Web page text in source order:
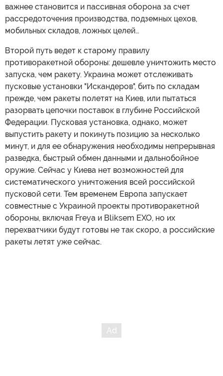
важнее становится и пассивная оборона за счет
рассредоточения производства, подземных цехов,
мобильных складов, ложных целей…
Второй путь ведет к старому правилу
противоракетной обороны: дешевле уничтожить место
запуска, чем ракету. Украина может отслеживать
пусковые установки "Искандеров", бить по складам
прежде, чем ракеты полетят на Киев, или пытаться
разорвать цепочки поставок в глубине Российской
Федерации. Пусковая установка, однако, может
выпустить ракету и покинуть позицию за несколько
минут, и для ее обнаружения необходимы непрерывная
разведка, быстрый обмен данными и дальнобойное
оружие. Сейчас у Киева нет возможностей для
систематического уничтожения всей российской
пусковой сети. Тем временем Европа запускает
совместные с Украиной проекты противоракетной
обороны, включая Freyа и Bliksem EXO, но их
перехватчики будут готовы не так скоро, а российские
ракеты летят уже сейчас.